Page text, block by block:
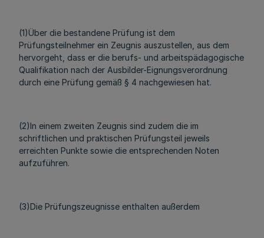
(1)Über die bestandene Prüfung ist dem
Prüfungsteilnehmer ein Zeugnis auszustellen, aus dem
hervorgeht, dass er die berufs- und arbeitspädagogische
Qualifikation nach der Ausbilder-Eignungsverordnung
durch eine Prüfung gemäß § 4 nachgewiesen hat.
(2)In einem zweiten Zeugnis sind zudem die im
schriftlichen und praktischen Prüfungsteil jeweils
erreichten Punkte sowie die entsprechenden Noten
aufzuführen.
(3)Die Prüfungszeugnisse enthalten außerdem